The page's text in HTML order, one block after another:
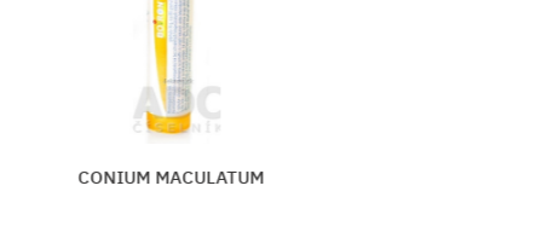
CONIUM MACULATUM